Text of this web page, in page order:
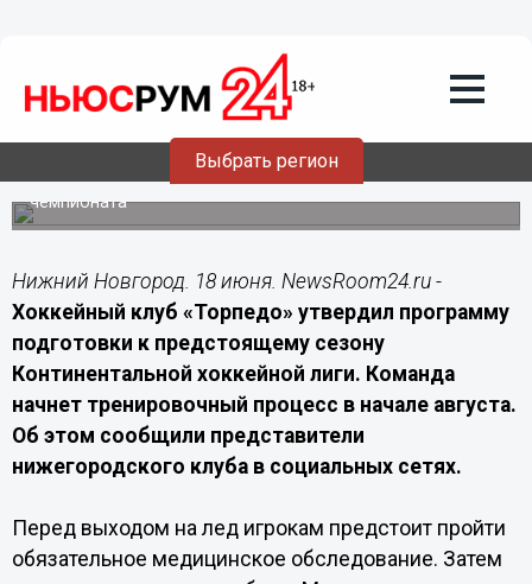
Выбрать регион
ХК «Торпедо» сыграет три
контрольных матча перед новым
Нижегородские хоккеисты выйдут из отпуска в августе и
проведут серию контрольных игр перед стартом
чемпионата
Нижний Новгород. 18 июня. NewsRoom24.ru -
Хоккейный клуб «Торпедо» утвердил программу
подготовки к предстоящему сезону
Континентальной хоккейной лиги. Команда
начнет тренировочный процесс в начале августа.
Об этом сообщили представители
нижегородского клуба в социальных сетях.
Перед выходом на лед игрокам предстоит пройти
обязательное медицинское обследование. Затем